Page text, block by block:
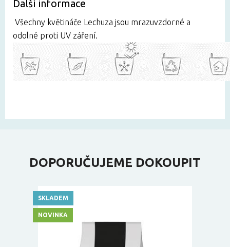
Další informace
Všechny květináče Lechuza jsou mrazuvzdorné a
odolné proti UV záření.
DOPORUČUJEME DOKOUPIT
SKLADEM
NOVINKA